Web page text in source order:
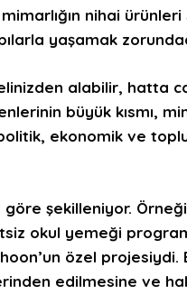
nihai ürünleri
yaşamak zorunda
alabilir, hatta
büyük kısmı,
ekonomik ve
göre şekilleniyor.
okul yemeği
özel projesiydi.
edilmesine ve hal